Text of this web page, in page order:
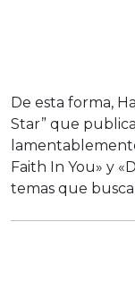
De esta forma,
Star” que
Faith In You» y
temas que